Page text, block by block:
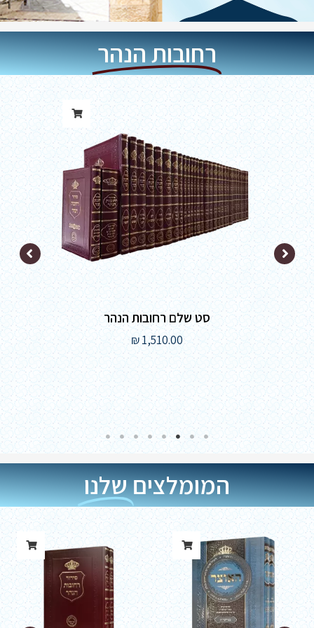
רחובות הנהר
סט שלם רחובות הנהר
1,510.00
₪
המומלציםשלנו
עד
⁦2,800.00 ₪⁩